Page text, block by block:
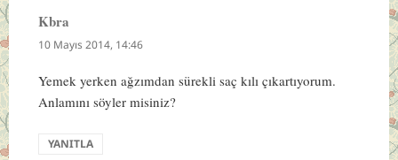
Kbra
ki:
10 Mayıs 2014, 14:46
Yemek yerken ağzımdan sürekli saç kılı çıkartıyorum.
Anlamını söyler misiniz?
YANITLA